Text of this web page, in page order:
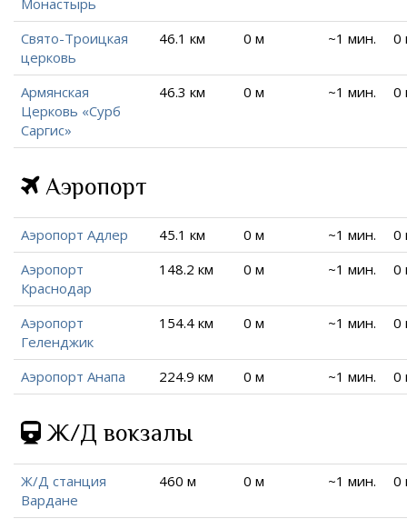
Монастырь
Свято-Троицкая
церковь
46.1 км 0 м ~1 мин. 0
Армянская
Церковь «Сурб
Саргис»
46.3 км 0 м ~1 мин. 0
Аэропорт
Аэропорт Адлер 45.1 км 0 м ~1 мин.
0
Аэропорт
Краснодар
148.2 км 0 м ~1 мин. 0
Аэропорт
Геленджик
154.4 км 0 м ~1 мин. 0
Аэропорт Анапа 224.9 км 0 м ~1 мин. 0
Ж/Д вокзалы
Ж/Д станция
Вардане
460 м 0 м ~1 мин. 0